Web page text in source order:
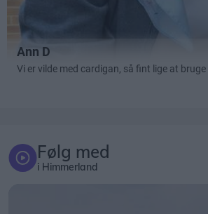
Følg med
i Himmerland